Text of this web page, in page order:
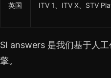
英国 ITV 1、ITV X、STV
SI answers 是我们基于人工
擎。